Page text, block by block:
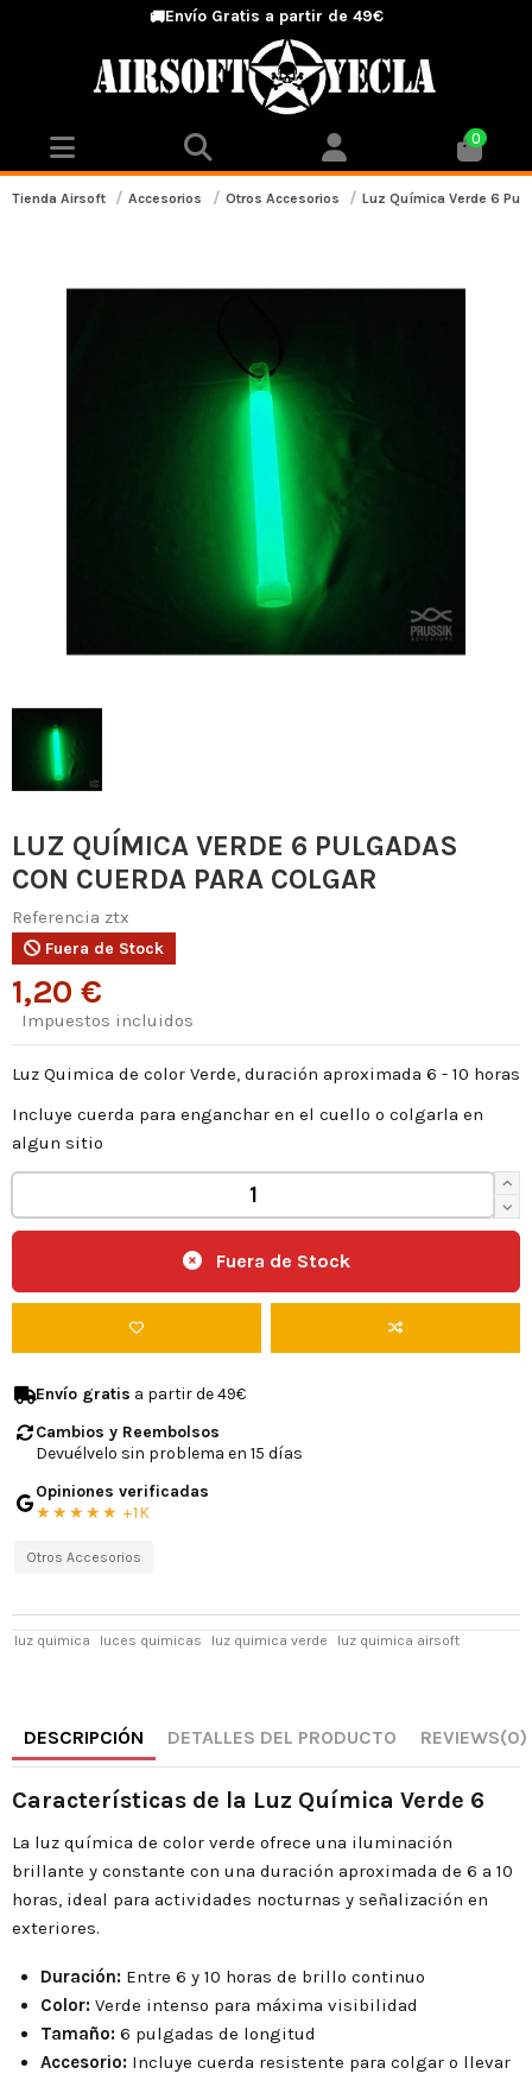
🚚Envío Gratis a partir de 49€
0
Tienda Airsoft Accesorios Otros Accesorios Luz Química Verde 6
LUZ QUÍMICA VERDE 6 PULGADAS
CON CUERDA PARA COLGAR
Referencia ztx
Fuera de Stock
1,20 €
Impuestos incluidos
Luz Quimica de color Verde, duración aproximada 6 - 10 horas
Incluye cuerda para enganchar en el cuello o colgarla en
algun sitio
Fuera de Stock
Envío gratis a partir de 49€
Cambios y Reembolsos
Devuélvelo sin problema en 15 días
Opiniones verificadas
★★★★★ +1K
Otros Accesorios
luz quimica luces quimicas luz quimica verde luz quimica airsoft
DESCRIPCIÓN DETALLES DEL PRODUCTO REVIEWS(0)
Características de la Luz Química Verde 6
La luz química de color verde ofrece una iluminación
brillante y constante con una duración aproximada de 6 a 10
horas, ideal para actividades nocturnas y señalización en
exteriores.
Duración: Entre 6 y 10 horas de brillo continuo
Color: Verde intenso para máxima visibilidad
Tamaño: 6 pulgadas de longitud
Accesorio: Incluye cuerda resistente para colgar o llevar